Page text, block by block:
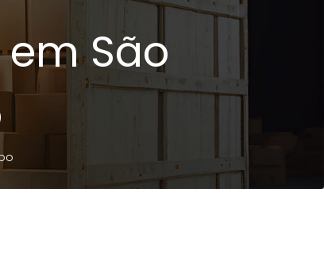
São